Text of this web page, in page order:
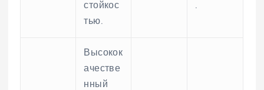
стойкос
тью.
.
Высокок
ачестве
нный